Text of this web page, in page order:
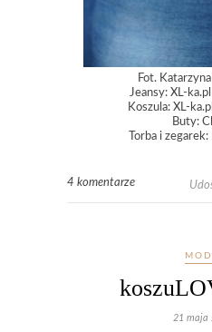
Fot.
Jeansy: XL-
Koszula: XL-
Buty:
Torba i
4 komentarze
21 maja